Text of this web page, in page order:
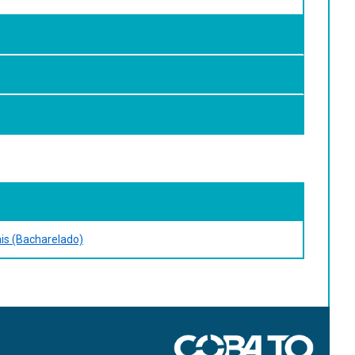
disciplina acadêmica.
n. 6, 2002. Disponível em:
n. 89, junio 2006. Disponível em:
(Bacharelado)